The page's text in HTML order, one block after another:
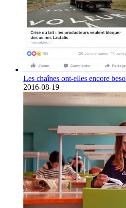
Les chaînes ont-elles encore
2016-08-19